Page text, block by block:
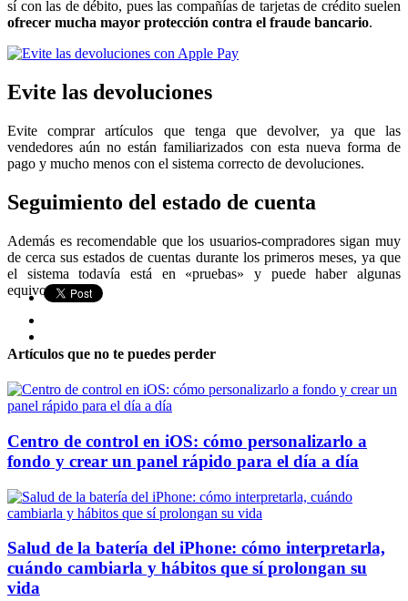
sí con las de débito, pues las compañías de tarjetas de crédito suelen
ofrecer mucha mayor protección contra el fraude bancario.
Evite las devoluciones
Evite comprar artículos que tenga que devolver, ya que las
vendedores aún no están familiarizados con esta nueva forma de
pago y mucho menos con el sistema correcto de devoluciones.
Seguimiento del estado de cuenta
Además es recomendable que los usuarios-compradores sigan muy
de cerca sus estados de cuentas durante los primeros meses, ya que
el sistema todavía está en «pruebas» y puede haber algunas
equivocaciones.
Artículos que no te puedes perder
Centro de control en iOS: cómo personalizarlo a
fondo y crear un panel rápido para el día a día
Salud de la batería del iPhone: cómo interpretarla,
cuándo cambiarla y hábitos que sí prolongan su
vida